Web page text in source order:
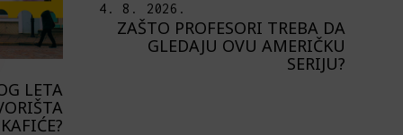
LETA
4. 8. 2026.
ZAŠTO PROFESORI TREBA DA
GLEDAJU OVU AMERIČKU
SERIJU?